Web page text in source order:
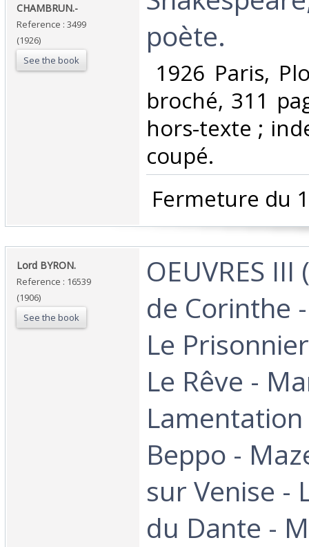
CHAMBRUN.-‎
Reference : 3499
(1926)
See the book
poète. ‎
1926 Paris,
broché, 311
hors-texte ;
coupé. ‎
Fermeture du
‎Lord BYRON. ‎
Reference : 16539
(1906)
See the book
‎OEUVRES III
de Corinthe
Le
Le Rêve -
Beppo -
sur Venise -
du Dante -